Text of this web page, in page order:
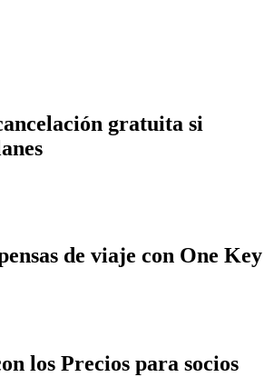
gratuita si
de viaje con One Key
los Precios para socios